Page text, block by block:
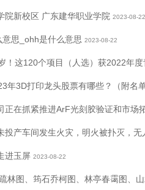
院新校区 广东建华职业学院 2023-08-22
思_ohh是什么意思 2023-08-22
！这120个项目（人选）获2022年
年3D打印龙头股票有哪些？（附名单
正在抓紧推进ArF光刻胶验证和市场
投产车间发生火灾，明火被扑灭，无
进玉屏 2023-08-22
林图、筠石乔柯图、林亭春霭图、